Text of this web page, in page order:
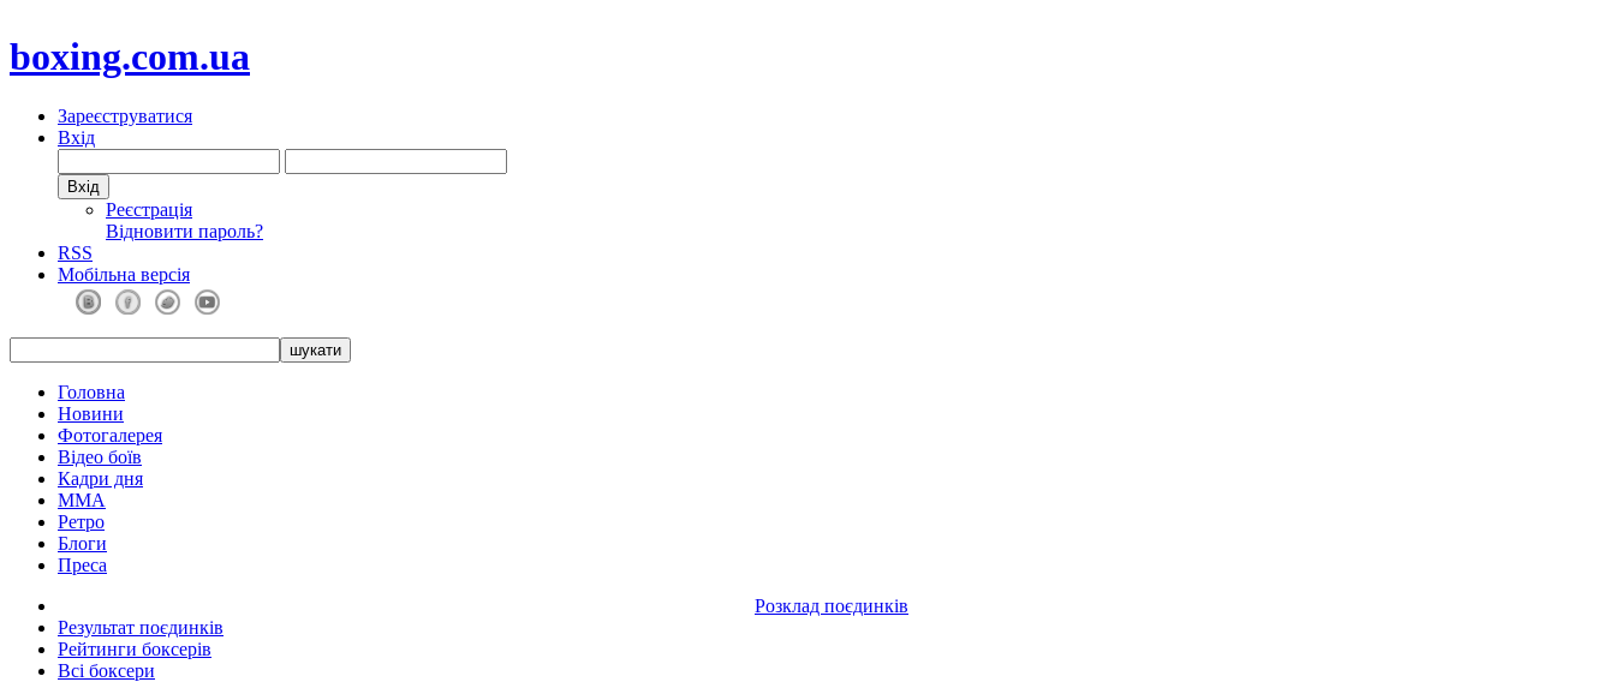
boxing.com.ua
Зареєструватися
Вхід
Реєстрація
Відновити пароль?
RSS
Мобільна версія
Головна
Новини
Фотогалерея
Відео боїв
Кадри дня
ММА
Ретро
Блоги
Преса
Розклад поєдинків
Результат поєдинків
Рейтинги боксерів
Всі боксери